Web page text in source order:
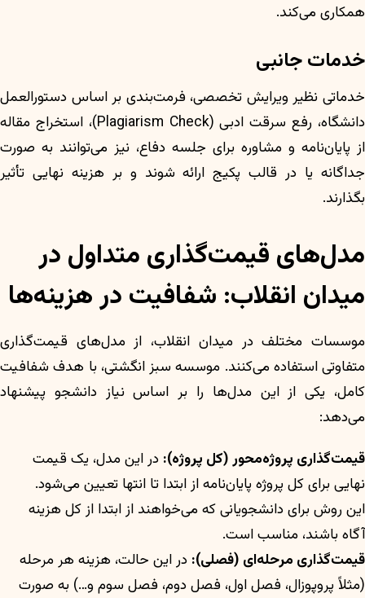
همکاری می‌کند.
خدمات جانبی
خدماتی نظیر ویرایش تخصصی، فرمت‌بندی بر اساس دستورالعمل
دانشگاه، رفع سرقت ادبی (Plagiarism Check)، استخراج مقاله
از پایان‌نامه و مشاوره برای جلسه دفاع، نیز می‌توانند به صورت
جداگانه یا در قالب پکیج ارائه شوند و بر هزینه نهایی تأثیر
بگذارند.
مدل‌های قیمت‌گذاری متداول در
میدان انقلاب: شفافیت در هزینه‌ها
موسسات مختلف در میدان انقلاب، از مدل‌های قیمت‌گذاری
متفاوتی استفاده می‌کنند. موسسه سبز انگشتی، با هدف شفافیت
کامل، یکی از این مدل‌ها را بر اساس نیاز دانشجو پیشنهاد
می‌دهد:
قیمت‌گذاری پروژه‌محور (کل پروژه): در این مدل، یک قیمت
نهایی برای کل پروژه پایان‌نامه از ابتدا تا انتها تعیین می‌شود.
این روش برای دانشجویانی که می‌خواهند از ابتدا از کل هزینه
آگاه باشند، مناسب است.
قیمت‌گذاری مرحله‌ای (فصلی): در این حالت، هزینه هر مرحله
(مثلاً پروپوزال، فصل اول، فصل دوم، فصل سوم و…) به صورت